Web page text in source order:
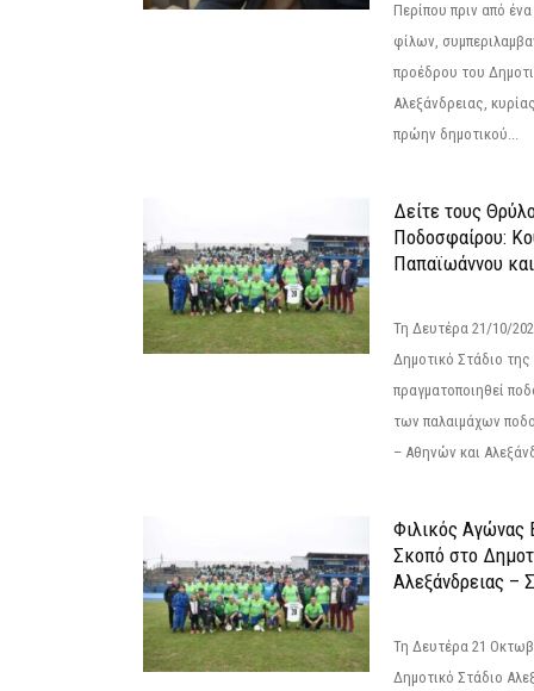
Περίπου πριν από
φίλων,
προέδρου του
Αλεξάνδρειας,
πρώην δημοτικού...
Δείτε τους
Ποδοσφαίρου:
Παπαϊωάννου
Τη Δευτέρα 21/10/
Δημοτικό Στάδιο
πραγματοποιηθεί
των παλαιμάχων
– Αθηνών και
Φιλικός Αγώνας
Σκοπό στο
Αλεξάνδρειας –
Τη Δευτέρα 21
Δημοτικό Στάδιο